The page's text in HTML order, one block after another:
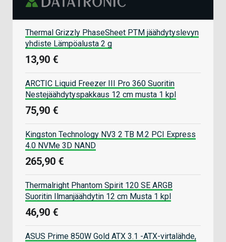
Thermal Grizzly PhaseSheet PTM jäähdytyslevyn
yhdiste Lämpöalusta 2 g
13,90 €
ARCTIC Liquid Freezer III Pro 360 Suoritin
Nestejäähdytyspakkaus 12 cm musta 1 kpl
75,90 €
Kingston Technology NV3 2 TB M.2 PCI Express
4.0 NVMe 3D NAND
265,90 €
Thermalright Phantom Spirit 120 SE ARGB
Suoritin Ilmanjäähdytin 12 cm Musta 1 kpl
46,90 €
ASUS Prime 850W Gold ATX 3.1 -ATX-virtalähde,